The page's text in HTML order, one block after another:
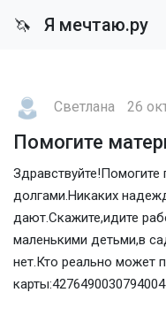
🦄 Я мечтаю.ру
Светлана 26
Помогите
Здравствуйте!Помогите
долгами.Никаких
дают.Скажите,идите
маленькими детьми,в
нет.Кто реально может
карты:4276490030794004